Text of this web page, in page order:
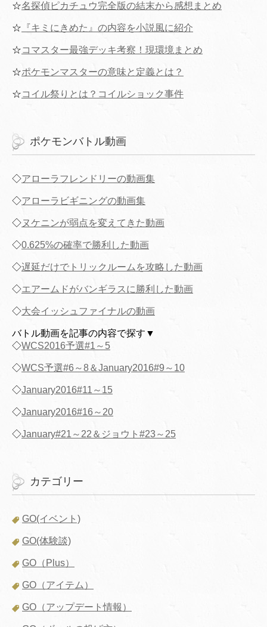
☆名探偵ピカチュウ完全版の結末から感想まとめ
☆ 『キミにきめた』の内容を小説風に紹介
☆コマスター最強デッキ考察！現環境まとめ
☆ポケモンマスターの意味と定義とは？
☆コイル祭りとは？コイルショック事件
ポケモンバトル動画
◇アローラフレンドリーの動画集
◇アローラビギニングの動画集
◇ヌケニンが弱点を変えてきた動画
◇0.625%の確率で勝利した動画
◇遅延だけでトリックルームを攻略した動画
◇エアームドがバンギラスに勝利した動画
◇大会イッシュファイナルの動画
バトル動画を記事の内容で探す▼
◇WCS2016予選#1～5
◇WCS予選#6～8＆January2016#9～10
◇January2016#11～15
◇January2016#16～20
◇January#21～22＆ジョウト#23～25
カテゴリー
GO(イベント)
GO(体験談)
GO（Plus）
GO（アイテム）
GO（アップデート情報）